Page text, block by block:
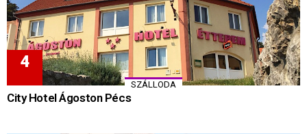
SZÁLLODA
City Hotel Ágoston Pécs